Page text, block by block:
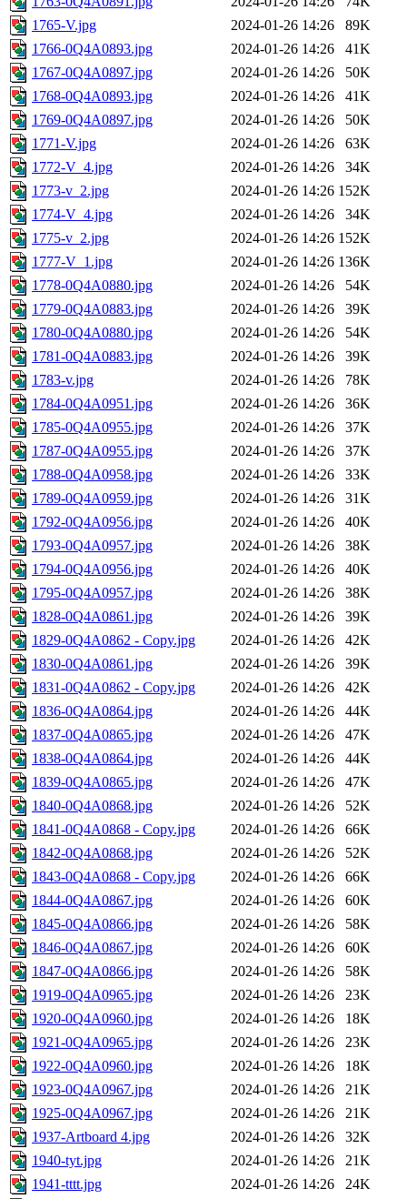
1765-V.jpg
2024-01-26 14:26
89K
1766-0Q4A0893.jpg
2024-01-26 14:26
41K
1767-0Q4A0897.jpg
2024-01-26 14:26
50K
1768-0Q4A0893.jpg
2024-01-26 14:26
41K
1769-0Q4A0897.jpg
2024-01-26 14:26
50K
1771-V.jpg
2024-01-26 14:26
63K
1772-V_4.jpg
2024-01-26 14:26
34K
1773-v_2.jpg
2024-01-26 14:26 152K
1774-V_4.jpg
2024-01-26 14:26
34K
1775-v_2.jpg
2024-01-26 14:26 152K
1777-V_1.jpg
2024-01-26 14:26 136K
1778-0Q4A0880.jpg
2024-01-26 14:26
54K
1779-0Q4A0883.jpg
2024-01-26 14:26
39K
1780-0Q4A0880.jpg
2024-01-26 14:26
54K
1781-0Q4A0883.jpg
2024-01-26 14:26
39K
1783-v.jpg
2024-01-26 14:26
78K
1784-0Q4A0951.jpg
2024-01-26 14:26
36K
1785-0Q4A0955.jpg
2024-01-26 14:26
37K
1787-0Q4A0955.jpg
2024-01-26 14:26
37K
1788-0Q4A0958.jpg
2024-01-26 14:26
33K
1789-0Q4A0959.jpg
2024-01-26 14:26
31K
1792-0Q4A0956.jpg
2024-01-26 14:26
40K
1793-0Q4A0957.jpg
2024-01-26 14:26
38K
1794-0Q4A0956.jpg
2024-01-26 14:26
40K
1795-0Q4A0957.jpg
2024-01-26 14:26
38K
1828-0Q4A0861.jpg
2024-01-26 14:26
39K
1829-0Q4A0862 - Copy.jpg
2024-01-26 14:26
42K
1830-0Q4A0861.jpg
2024-01-26 14:26
39K
1831-0Q4A0862 - Copy.jpg
2024-01-26 14:26
42K
1836-0Q4A0864.jpg
2024-01-26 14:26
44K
1837-0Q4A0865.jpg
2024-01-26 14:26
47K
1838-0Q4A0864.jpg
2024-01-26 14:26
44K
1839-0Q4A0865.jpg
2024-01-26 14:26
47K
1840-0Q4A0868.jpg
2024-01-26 14:26
52K
1841-0Q4A0868 - Copy.jpg
2024-01-26 14:26
66K
1842-0Q4A0868.jpg
2024-01-26 14:26
52K
1843-0Q4A0868 - Copy.jpg
2024-01-26 14:26
66K
1844-0Q4A0867.jpg
2024-01-26 14:26
60K
1845-0Q4A0866.jpg
2024-01-26 14:26
58K
1846-0Q4A0867.jpg
2024-01-26 14:26
60K
1847-0Q4A0866.jpg
2024-01-26 14:26
58K
1919-0Q4A0965.jpg
2024-01-26 14:26
23K
1920-0Q4A0960.jpg
2024-01-26 14:26
18K
1921-0Q4A0965.jpg
2024-01-26 14:26
23K
1922-0Q4A0960.jpg
2024-01-26 14:26
18K
1923-0Q4A0967.jpg
2024-01-26 14:26
21K
1925-0Q4A0967.jpg
2024-01-26 14:26
21K
1937-Artboard 4.jpg
2024-01-26 14:26
32K
1940-tyt.jpg
2024-01-26 14:26
21K
1941-tttt.jpg
2024-01-26 14:26
24K